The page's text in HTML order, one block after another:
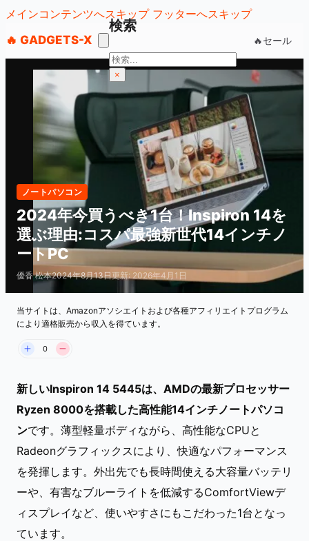
メインコンテンツへスキップ フッターへスキップ
🔥 GADGETS-X
🔥セール
検索
検
索×
Inspiron 14 5445
ノートパソコン
2024年今買うべき1台！Inspiron 14を
選ぶ理由:コスパ最強新世代14インチノ
ートPC
優香 松本2024年8月13日更新: 2026年4月1日
当サイトは、Amazonアソシエイトおよび各種アフィリエイトプログラム
により適格販売から収入を得ています。
0
新しいInspiron 14 5445は、AMDの最新プロセッサー
Ryzen 8000を搭載した高性能14インチノートパソコ
ンです。薄型軽量ボディながら、高性能なCPUと
Radeonグラフィックスにより、快適なパフォーマンス
を発揮します。外出先でも長時間使える大容量バッテリ
ーや、有害なブルーライトを低減するComfortViewデ
ィスプレイなど、使いやすさにもこだわった1台となっ
ています。